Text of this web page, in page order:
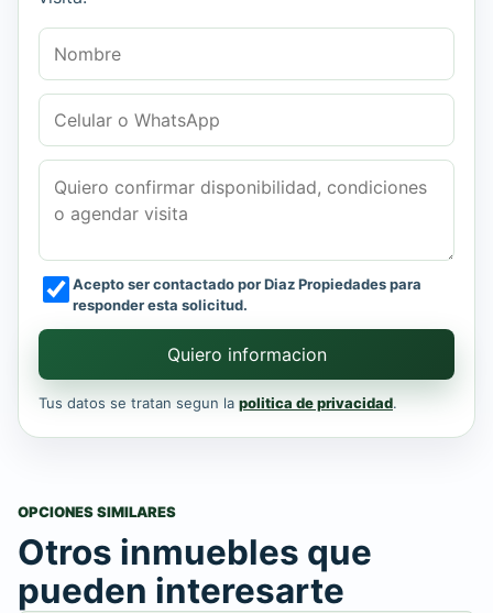
Nombre
Celular o WhatsApp
Mensaje
Acepto ser contactado por Diaz Propiedades para
responder esta solicitud.
Quiero informacion
Tus datos se tratan segun la politica de privacidad.
OPCIONES SIMILARES
Otros inmuebles que
pueden interesarte